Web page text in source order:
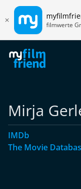
filmwerte
Mirja
IMDb
The Movie